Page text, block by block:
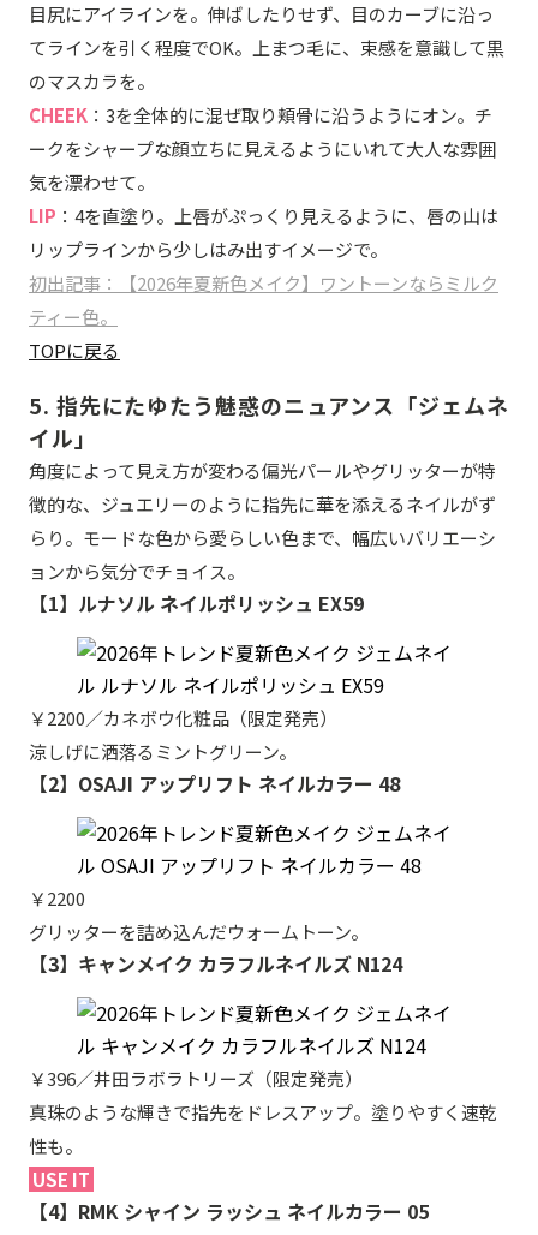
目尻にアイラインを。伸ばしたりせず、目のカーブに沿っ
てラインを引く程度でOK。上まつ毛に、束感を意識して黒
のマスカラを。
CHEEK ：3を全体的に混ぜ取り頬骨に沿うようにオン。チ
ークをシャープな顔立ちに見えるようにいれて大人な雰囲
気を漂わせて。
LIP ：4を直塗り。上唇がぷっくり見えるように、唇の山は
リップラインから少しはみ出すイメージで。
初出記事：【2026年夏新色メイク】ワントーンならミルク
ティー色。
TOPに戻る
5. 指先にたゆたう魅惑のニュアンス「ジェムネ
イル」
角度によって見え方が変わる偏光パールやグリッターが特
徴的な、ジュエリーのように指先に華を添えるネイルがず
らり。モードな色から愛らしい色まで、幅広いバリエーシ
ョンから気分でチョイス。
【1】ルナソル ネイルポリッシュ EX59
￥2200／カネボウ化粧品（限定発売）
涼しげに洒落るミントグリーン。
【2】OSAJI アップリフト ネイルカラー 48
￥2200
グリッターを詰め込んだウォームトーン。
【3】キャンメイク カラフルネイルズ N124
￥396／井田ラボラトリーズ（限定発売）
真珠のような輝きで指先をドレスアップ。塗りやすく速乾
性も。
USE IT
【4】RMK シャイン ラッシュ ネイルカラー 05